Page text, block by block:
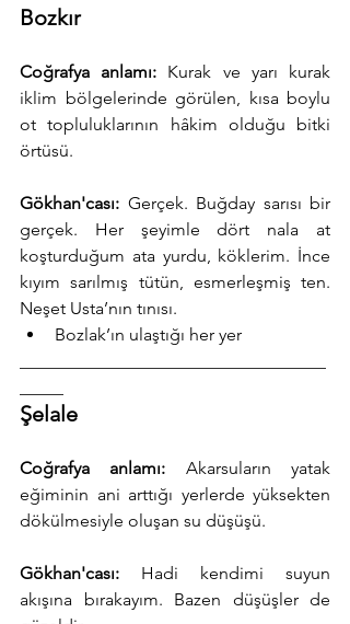
Bozkır
Coğrafya anlamı: Kurak ve yarı kurak
iklim bölgelerinde görülen, kısa boylu
ot topluluklarının hâkim olduğu bitki
örtüsü.
Gökhan'cası: Gerçek. Buğday sarısı bir
gerçek. Her şeyimle dört nala at
koşturduğum ata yurdu, köklerim. İnce
kıyım sarılmış tütün, esmerleşmiş ten.
Neşet Usta’nın tınısı.
Bozlak’ın ulaştığı her yer
Şelale
Coğrafya anlamı: Akarsuların yatak
eğiminin ani arttığı yerlerde yüksekten
dökülmesiyle oluşan su düşüşü.
Gökhan'cası: Hadi kendimi suyun
akışına bırakayım. Bazen düşüşler de